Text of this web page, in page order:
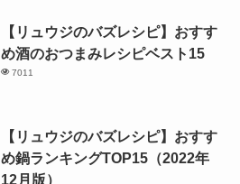
【リュウジのバズレシピ】おすす
め酒のおつまみレシピベスト15
7011
【リュウジのバズレシピ】おすす
め鍋ランキングTOP15（2022年
12月版）